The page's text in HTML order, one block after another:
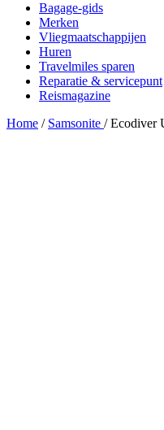
Bagage-gids
Merken
Vliegmaatschappijen
Huren
Travelmiles sparen
Reparatie & servicepunt
Reismagazine
Home / Samsonite / Ecodiver